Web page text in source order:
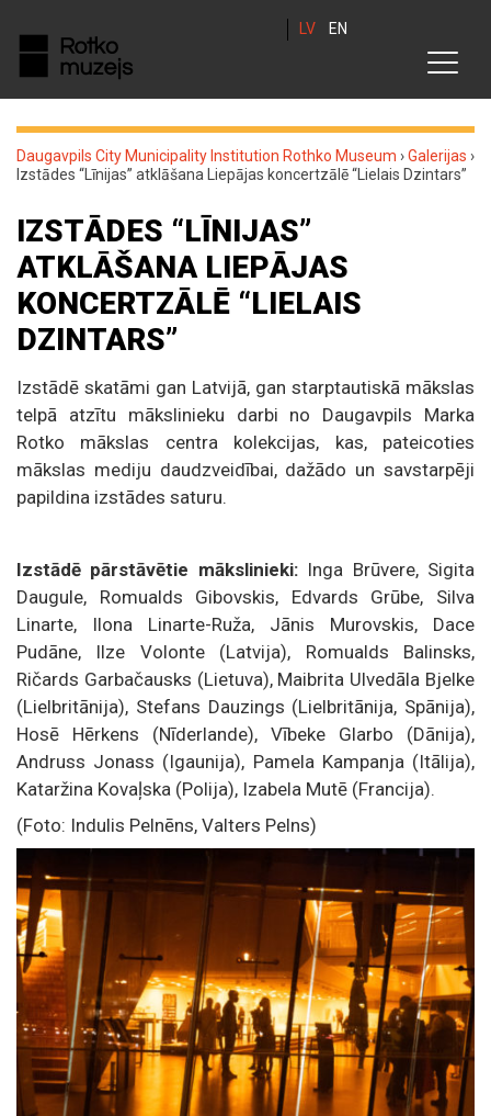
LV EN
Daugavpils City Municipality Institution Rothko Museum ›Galerijas ›
Izstādes “Līnijas” atklāšana Liepājas koncertzālē “Lielais Dzintars”
IZSTĀDES “LĪNIJAS”
ATKLĀŠANA LIEPĀJAS
KONCERTZĀLĒ “LIELAIS
DZINTARS”
Izstādē skatāmi gan Latvijā, gan starptautiskā mākslas
telpā atzītu mākslinieku darbi no Daugavpils Marka
Rotko mākslas centra kolekcijas, kas, pateicoties
mākslas mediju daudzveidībai, dažādo un savstarpēji
papildina izstādes saturu.
Izstādē pārstāvētie mākslinieki:Inga Brūvere, Sigita
Daugule, Romualds Gibovskis, Edvards Grūbe, Silva
Linarte, Ilona Linarte-Ruža, Jānis Murovskis, Dace
Pudāne, Ilze Volonte (Latvija), Romualds Balinsks,
Ričards Garbačausks (Lietuva), Maibrita Ulvedāla Bjelke
(Lielbritānija), Stefans Dauzings (Lielbritānija, Spānija),
Hosē Hērkens (Nīderlande), Vībeke Glarbo (Dānija),
Andruss Jonass (Igaunija), Pamela Kampanja (Itālija),
Kataržina Kovaļska (Polija), Izabela Mutē (Francija).
(Foto: Indulis Pelnēns, Valters Pelns)